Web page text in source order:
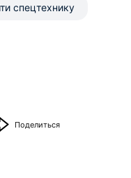
спецтехнику
Поделиться